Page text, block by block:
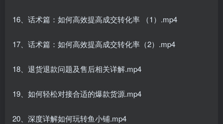
16、话术篇：如何高效提高成交转化率 （1）.mp4
17、话术篇：如何高效提高成交转化率（2）.mp4
18、退货退款问题及售后相关详解.mp4
19、如何轻松对接合适的爆款货源.mp4
20、深度详解如何玩转鱼小铺.mp4